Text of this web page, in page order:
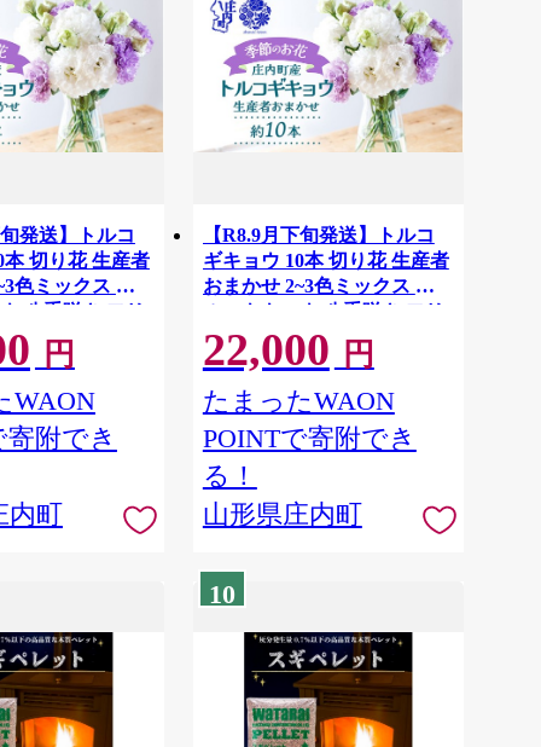
発送】トルコ
本 切り花 生産者
色ミックス ト
八重咲き フリ
花束 冷蔵便
ラワーラボ
円
WAON
寄附でき
内町
【R8.9月下旬発送】トルコ
ギキョウ 10本 切り花 生産者
おまかせ 2~3色ミックス ト
ルコキキョウ 八重咲き フリ
ンジ咲き 生花 花束 冷蔵便
国産 庄内町フラワーラボ
22,000 円
たまったWAON
POINTで寄附でき
る！
山形県庄内町
10